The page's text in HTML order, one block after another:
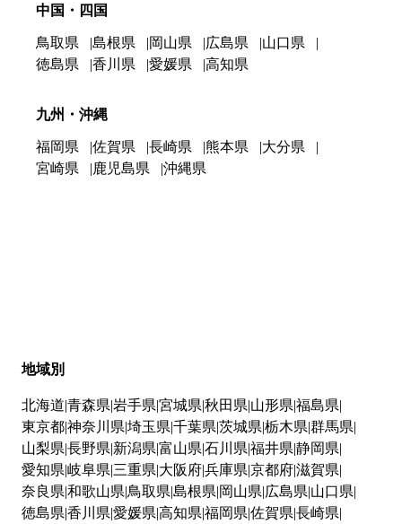
中国・四国
鳥取県 島根県 岡山県 広島県
山口県
徳島県
香川県 愛媛県 高知県
九州・沖縄
福岡県 佐賀県 長崎県 熊本県
大分県
宮崎県
鹿児島県 沖縄県
地域別
北海道 青森県 岩手県 宮城県 秋田県 山形県 福島県
東京都神奈川県 埼玉県 千葉県 茨城県 栃木県 群馬県
山梨県 長野県 新潟県 富山県 石川県 福井県 静岡県
愛知県 岐阜県 三重県 大阪府兵庫県 京都府滋賀県
奈良県 和歌山県 鳥取県 島根県 岡山県 広島県 山口県
徳島県 香川県 愛媛県 高知県 福岡県 佐賀県 長崎県